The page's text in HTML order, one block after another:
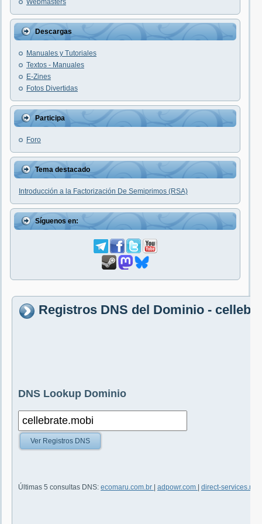
Webmasters
Descargas
Manuales y Tutoriales
Textos - Manuales
E-Zines
Fotos Divertidas
Participa
Foro
Tema destacado
Introducción a la Factorización De Semiprimos (RSA)
Síguenos en:
Registros DNS del Dominio -
DNS Lookup Dominio
Ver Registros DNS
Últimas 5 consultas DNS: ecomaru.com.br adpowr.com direct-